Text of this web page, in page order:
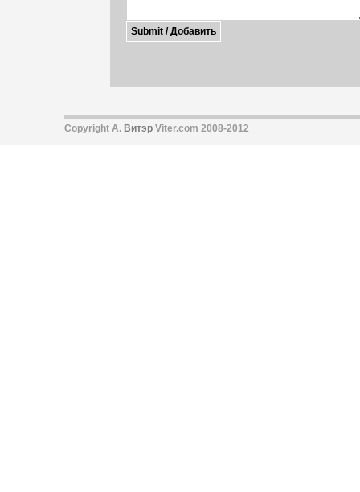
Copyright А. Витэр Viter.com 2008-2012